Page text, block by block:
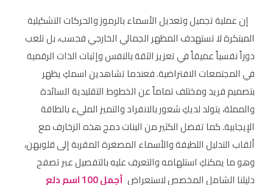
إن عملية تجميل وتعديل الأسماء بالرموز والحركات التشكيلية
المبتكرة لا تستهدف المظهر الجمالي الخارجي فحسب، بل تلعب
دوراً نفسياً عميقاً في تعزيز الثقة بالنفس وإثبات الذات الرقمية
في المجتمعات الافتراضية. فعندما تشاهدين اسمكِ يظهر
بتصميم فريد ومختلف تماماً عن الخطوط التقليدية السائدة
والمملة، يتولد لديكِ شعور بالانفراد والتميز المليء بالطاقة
الإيجابية. كما تفضل الكثير من البنات دمج هذه الزخارف مع
ألقاب التدليل اللطيفة والأسماء المصغرة المقربة إلى قلوبهن،
وهو ما يمكنكِ استلهامه والتعرف عليه بالتفصيل عبر تصفح
دليلنا الشامل المخصص لاستعراض
أجمل 100 اسم دلع